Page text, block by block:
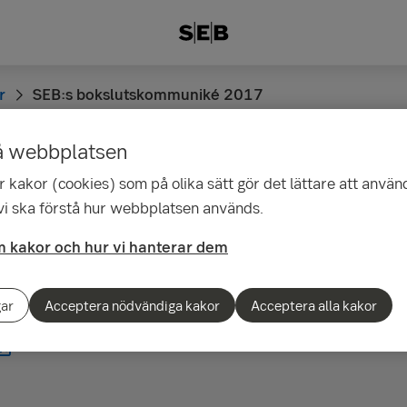
SEB:s bokslutskommuniké 2017
poster var rörelseresultatet 22,7 miljarder kronor
webbplatsen
kakor (cookies) som på olika sätt gör det lättare att
ska förstå hur webbplatsen används.
kakor och hur vi hanterar dem
Acceptera nödvändiga kakor Acceptera alla kakor